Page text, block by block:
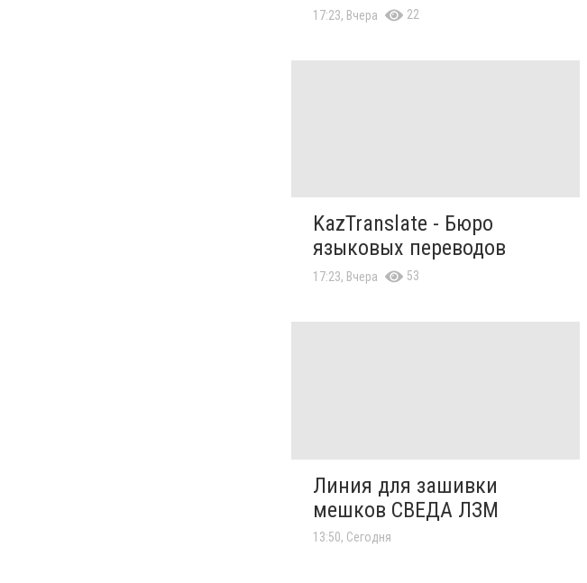
17:23, Вчера 22
KazTranslate - Бюро
языковых переводов
17:23, Вчера 53
Линия для зашивки
мешков СВЕДА ЛЗМ
13:50, Сегодня